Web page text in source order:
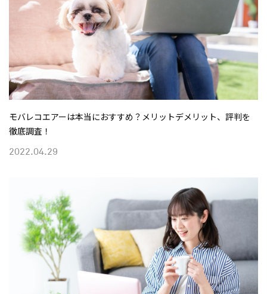
2022.04.29
モバレコエアーは本当におすすめ？メリットデメリット、評判を
徹底調査！